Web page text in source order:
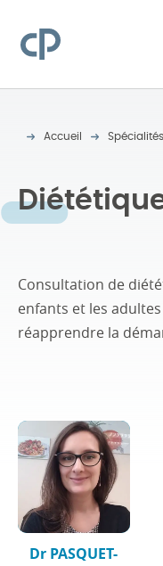
Clinique Pasteur
Accueil Spécialités
Consultation de
enfants et les
réapprendre la
Dr PASQUET-